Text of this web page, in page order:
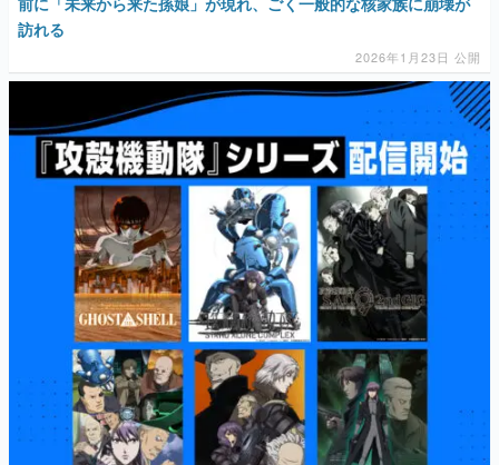
訪れる
2026年1月23日 公開